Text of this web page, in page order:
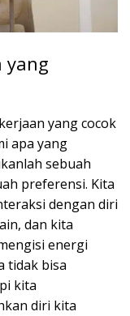
yang
yang cocok
apa yang
sebuah
preferensi. Kita
dengan diri
dan kita
energi
tidak bisa
kita
diri kita